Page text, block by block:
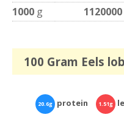
1000 g 1120000
100 Gram Eels
20.6g protein 1.51g